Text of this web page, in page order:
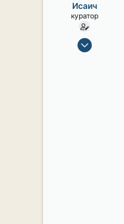
л
а
Исаич
куратор
15 Сен 2019